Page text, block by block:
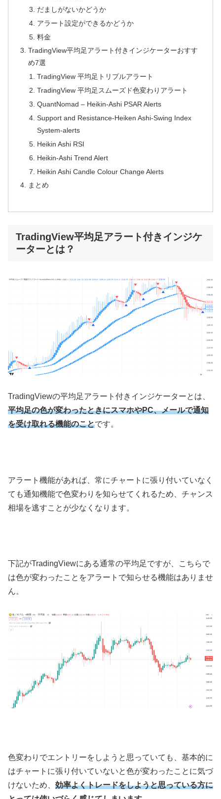
だましがないかどうか
アラート設定ができるかどうか
料金
TradingView平均足アラート付きインジケーターおすす
め7選
TradingView 平均足トリプルアラート
TradingView 平均足スムーズド色変わりアラート
QuantNomad – Heikin-Ashi PSAR Alerts
Support and Resistance-Heiken Ashi-Swing Index
System-alerts
Heikin Ashi RSI
Heikin-Ashi Trend Alert
Heikin Ashi Candle Colour Change Alerts
まとめ
TradingView平均足アラート付きインジケ
ーターとは？
TradingViewの平均足アラート付きインジケーターとは、
平均足の色が変わったときにスマホやPC、メールで通知
を受け取れる機能のことです。
アラート機能があれば、常にチャートに張り付いていなく
ても通知機能で色変わりを知らせてくれるため、チャンス
相場を逃すことが少なくなります。
下記がTradingViewにある通常の平均足ですが、こちらで
は色が変わったことをアラートで知らせる機能はありませ
ん。
色変わりでエントリーをしようと思っていても、基本的に
はチャートに張り付いていないと色が変わったことに気づ
けないため、 効率よくトレードをしようと思っている方に